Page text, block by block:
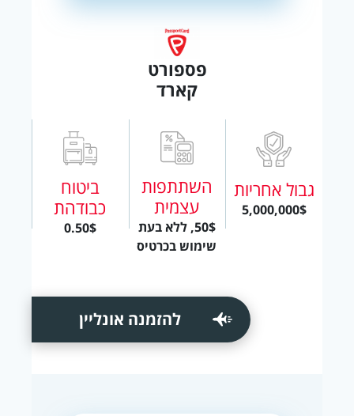
פספורט
קארד
גבול אחריות
5,000,000$
השתתפות
עצמית
50$, ללא בעת
שימוש בכרטיס
ביטוח
כבודהת
0.50$
להזמנה אונליין